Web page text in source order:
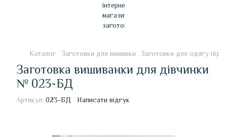
Каталог Заготовки для вишивки Заготовки для одягу під
Заготовка вишиванки для дівчинки
№ 023-БД
Артикул: 023-БД Написати відгук